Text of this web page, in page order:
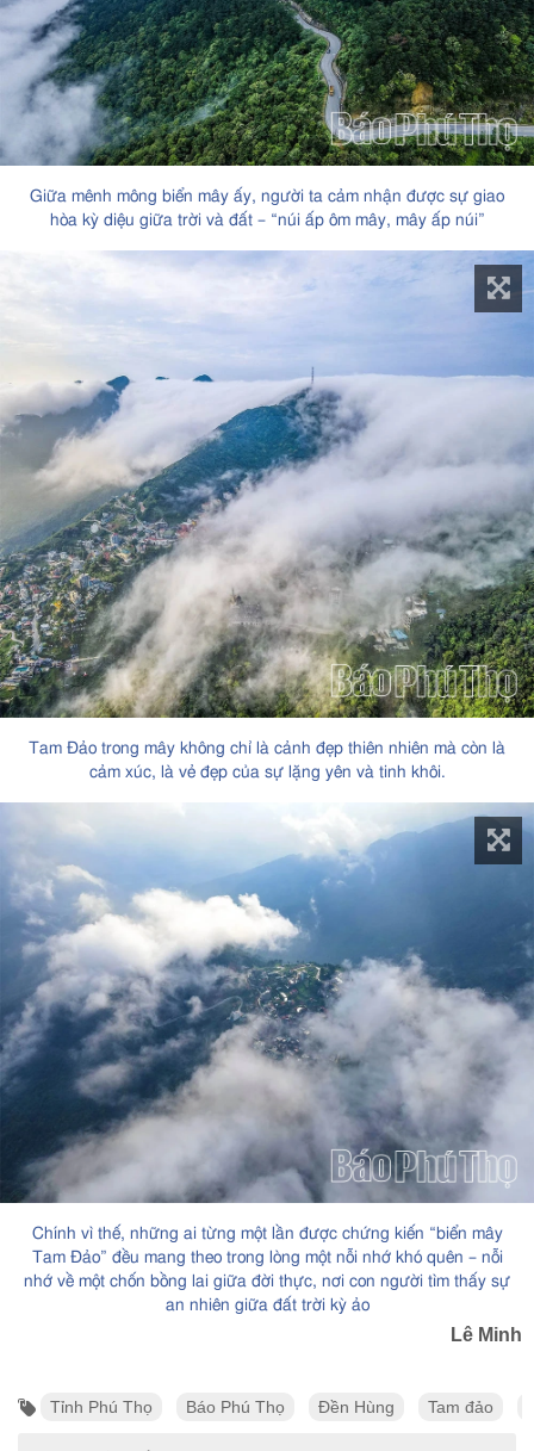
Giữa mênh mông biển mây ấy, người ta cảm nhận được sự giao
hòa kỳ diệu giữa trời và đất – “núi ấp ôm mây, mây ấp núi”
Tam Đảo trong mây không chỉ là cảnh đẹp thiên nhiên mà còn là
cảm xúc, là vẻ đẹp của sự lặng yên và tinh khôi.
Chính vì thế, những ai từng một lần được chứng kiến “biển mây
Tam Đảo” đều mang theo trong lòng một nỗi nhớ khó quên – nỗi
nhớ về một chốn bồng lai giữa đời thực, nơi con người tìm thấy sự
an nhiên giữa đất trời kỳ ảo
Lê Minh
Tỉnh Phú Thọ Báo Phú Thọ Đền Hùng Tam đảo